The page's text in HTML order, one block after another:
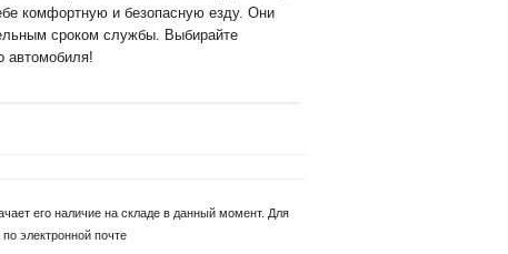
комфортную и безопасную езду. Они
сроком службы. Выбирайте
автомобиля!
его наличие на складе в данный момент. Для
электронной почте